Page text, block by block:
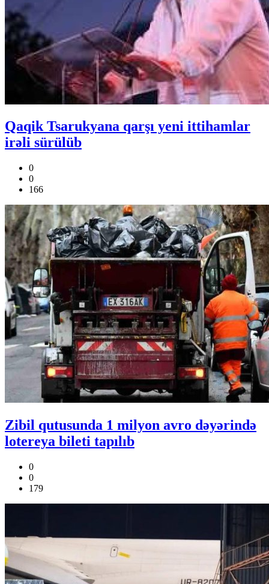
Qaqik Tsarukyana qarşı yeni ittihamlar
irəli sürülüb
0
0
166
Zibil qutusunda 1 milyon avro dəyərində
lotereya bileti tapılıb
0
0
179